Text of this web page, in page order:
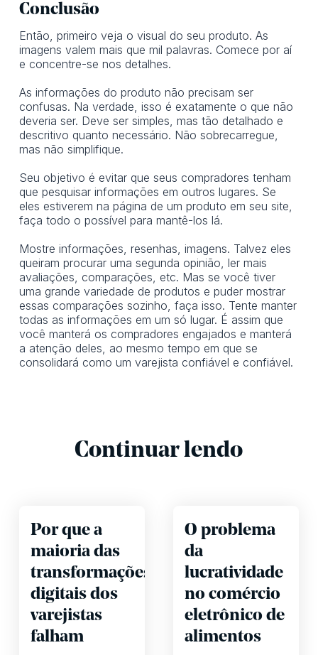
Conclusão
Então, primeiro veja o visual do seu produto. As
imagens valem mais que mil palavras. Comece por aí
e concentre-se nos detalhes.
As informações do produto não precisam ser
confusas. Na verdade, isso é exatamente o que não
deveria ser. Deve ser simples, mas tão detalhado e
descritivo quanto necessário. Não sobrecarregue,
mas não simplifique.
Seu objetivo é evitar que seus compradores tenham
que pesquisar informações em outros lugares. Se
eles estiverem na página de um produto em seu site,
faça todo o possível para mantê-los lá.
Mostre informações, resenhas, imagens. Talvez eles
queiram procurar uma segunda opinião, ler mais
avaliações, comparações, etc. Mas se você tiver
uma grande variedade de produtos e puder mostrar
essas comparações sozinho, faça isso. Tente manter
todas as informações em um só lugar. É assim que
você manterá os compradores engajados e manterá
a atenção deles, ao mesmo tempo em que se
consolidará como um varejista confiável e confiável.
Continuar lendo
Por que a
maioria das
transformações
digitais dos
varejistas
falham
O problema
da
lucratividade
no comércio
eletrônico de
alimentos